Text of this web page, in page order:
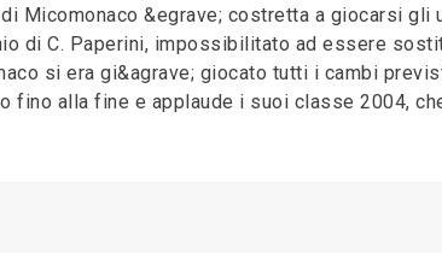
Micomonaco &egrave; costretta a giocarsi
di C. Paperini, impossibilitato ad essere
si era gi&agrave; giocato tutti i cambi
fino alla fine e applaude i suoi classe 2004,